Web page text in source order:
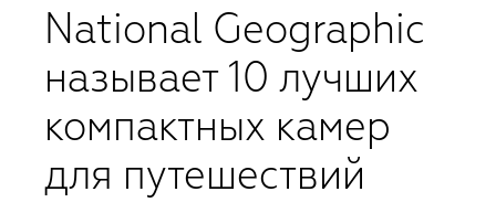
National Geographic
называет 10 лучших
компактных камер
для путешествий